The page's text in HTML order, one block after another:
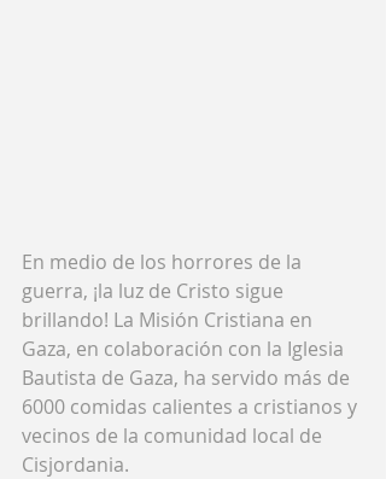
En medio de los horrores de la
guerra, ¡la luz de Cristo sigue
brillando! La Misión Cristiana en
Gaza, en colaboración con la Iglesia
Bautista de Gaza, ha servido más de
6000 comidas calientes a cristianos y
vecinos de la comunidad local de
Cisjordania.